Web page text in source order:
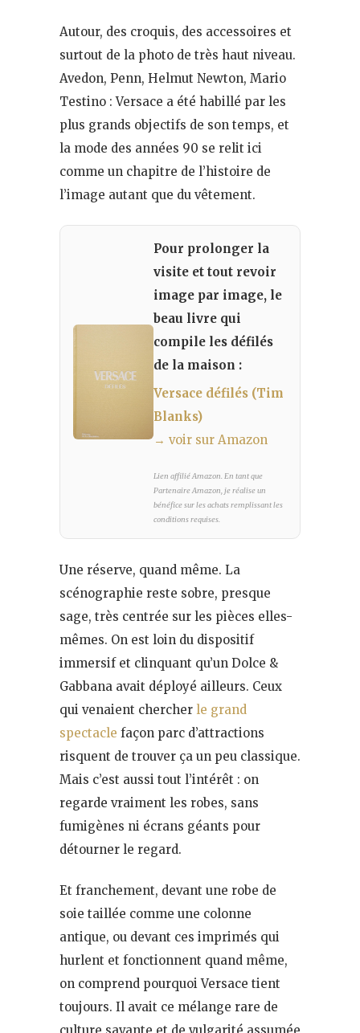
Autour, des croquis, des accessoires et
surtout de la photo de très haut niveau.
Avedon, Penn, Helmut Newton, Mario
Testino : Versace a été habillé par les
plus grands objectifs de son temps, et
la mode des années 90 se relit ici
comme un chapitre de l’histoire de
l’image autant que du vêtement.
Pour prolonger la
visite et tout revoir
image par image, le
beau livre qui
compile les défilés
de la maison :
Versace défilés (Tim
Blanks)
→ voir sur Amazon
Lien affilié Amazon. En tant que
Partenaire Amazon, je réalise un
bénéfice sur les achats remplissant les
conditions requises.
Une réserve, quand même. La
scénographie reste sobre, presque
sage, très centrée sur les pièces elles-
mêmes. On est loin du dispositif
immersif et clinquant qu’un Dolce &
Gabbana avait déployé ailleurs. Ceux
qui venaient chercher le grand
spectacle façon parc d’attractions
risquent de trouver ça un peu classique.
Mais c’est aussi tout l’intérêt : on
regarde vraiment les robes, sans
fumigènes ni écrans géants pour
détourner le regard.
Et franchement, devant une robe de
soie taillée comme une colonne
antique, ou devant ces imprimés qui
hurlent et fonctionnent quand même,
on comprend pourquoi Versace tient
toujours. Il avait ce mélange rare de
culture savante et de vulgarité assumée